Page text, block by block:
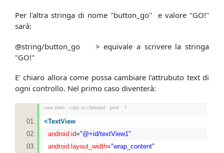
Per l'altra stringa di nome "button_go" e valore "GO!"
sarà:
@string/button_go > equivale a scrivere la stringa
"GO!"
E' chiaro allora come possa cambiare l'attrubuto text di
ogni controllo. Nel primo caso diventerà:
view plain copy to clipboard print ?
<TextView
android:id="@+id/textView1"
android:layout_width="wrap_content"